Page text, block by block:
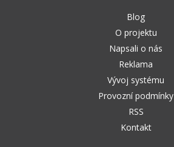
Blog
O projektu
Napsali o nás
Reklama
Vývoj systému
Provozní podmínky
RSS
Kontakt